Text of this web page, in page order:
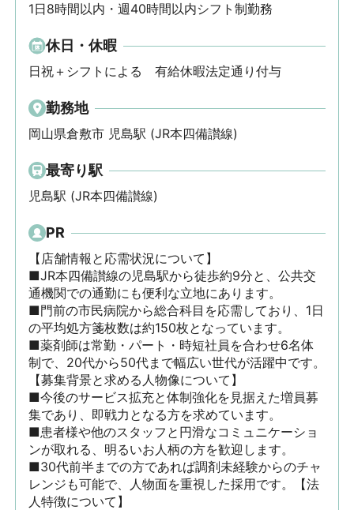
1日8時間以内・週40時間以内シフト制勤務
休日・休暇
日祝＋シフトによる　有給休暇法定通り付与
勤務地
岡山県倉敷市 児島駅 (JR本四備讃線)
最寄り駅
児島駅 (JR本四備讃線)
PR
【店舗情報と応需状況について】
■JR本四備讃線の児島駅から徒歩約9分と、公共交
通機関での通勤にも便利な立地にあります。
■門前の市民病院から総合科目を応需しており、1日
の平均処方箋枚数は約150枚となっています。
■薬剤師は常勤・パート・時短社員を合わせ6名体
制で、20代から50代まで幅広い世代が活躍中です。
【募集背景と求める人物像について】
■今後のサービス拡充と体制強化を見据えた増員募
集であり、即戦力となる方を求めています。
■患者様や他のスタッフと円滑なコミュニケーショ
ンが取れる、明るいお人柄の方を歓迎します。
■30代前半までの方であれば調剤未経験からのチャ
レンジも可能で、人物面を重視した採用です。【法
人特徴について】